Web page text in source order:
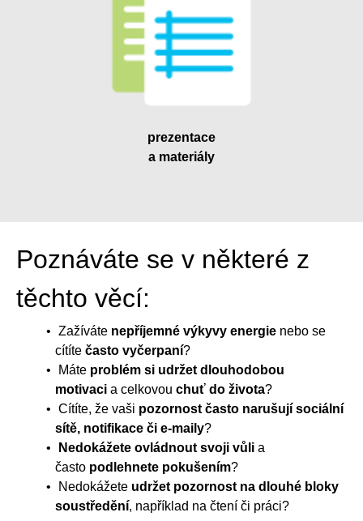
prezentace
a materiály
Poznáváte se v některé z
těchto věcí:
Zažíváte nepříjemné výkyvy energienebo se
cítíte často vyčerpaní?
Máte problém si udržet dlouhodobou
motivaci a celkovou chuť do života?
Cítíte, že vaši pozornost často narušují sociální
sítě, notifikace či e-maily?
Nedokážete ovládnout svoji vůlia
často podlehnete pokušením?
Nedokážete udržet pozornost na dlouhé bloky
soustředění, například na čtení či práci?